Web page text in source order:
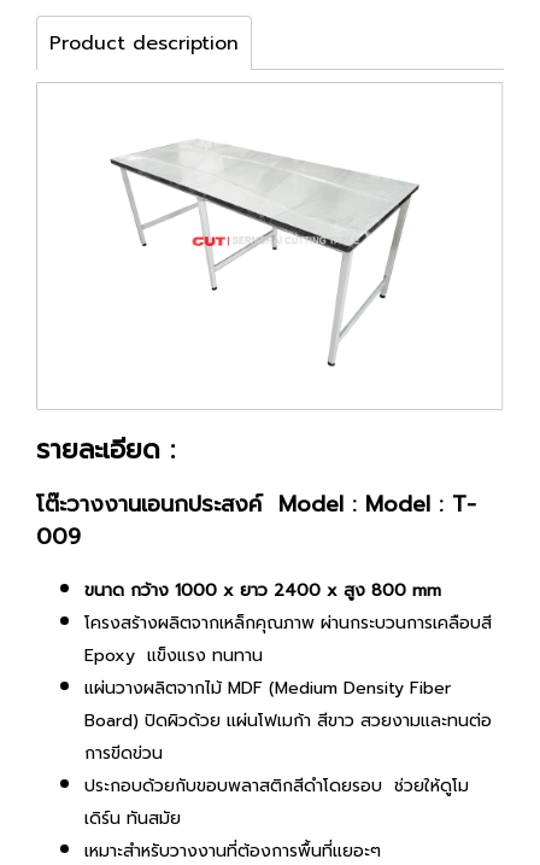
Product description
รายละเอียด :
โต๊ะวางงานเอนกประสงค์ Model : Model : T-
009
ขนาด กว้าง 1000 x ยาว 2400 x สูง 800 mm
โครงสร้างผลิตจากเหล็กคุณภาพ ผ่านกระบวนการเคลือบสี
Epoxy แข็งแรง ทนทาน
แผ่นวางผลิตจากไม้ MDF (Medium Density Fiber
Board) ปิดผิวด้วย แผ่นโฟเมก้า สีขาว สวยงามและทนต่อ
การขีดข่วน
ประกอบด้วยกับขอบพลาสติกสีดำโดยรอบ ช่วยให้ดูโม
เดิร์น ทันสมัย
เหมาะสำหรับวางงานที่ต้องการพื้นที่แยอะๆ